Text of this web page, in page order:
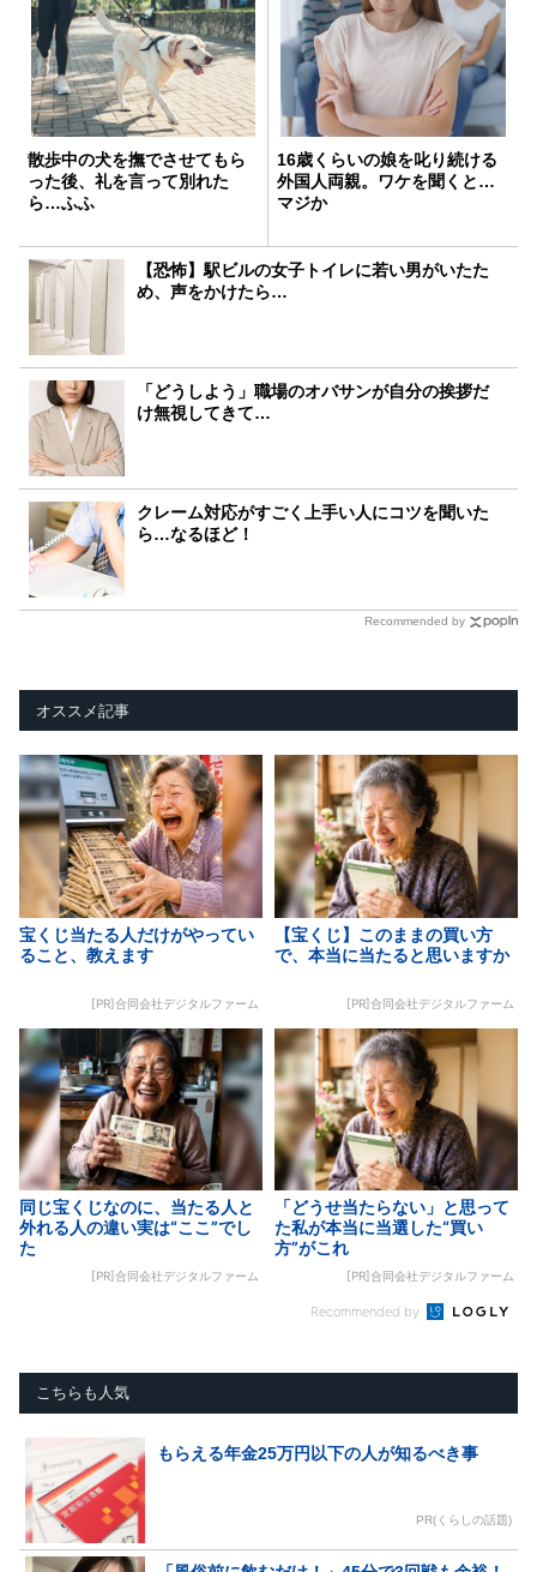
散歩中の犬を撫でさせてもら
った後、礼を言って別れた
ら…ふふ
16歳くらいの娘を叱り続ける
外国人両親。ワケを聞くと…
マジか
【恐怖】駅ビルの女子トイレに若い男がいたた
め、声をかけたら…
「どうしよう」職場のオバサンが自分の挨拶だ
け無視してきて…
クレーム対応がすごく上手い人にコツを聞いた
ら…なるほど！
Recommended by
オススメ記事
宝くじ当たる人だけがやってい
ること、教えます
[PR]合同会社デジタルファーム
【宝くじ】このままの買い方
で、本当に当たると思いますか
[PR]合同会社デジタルファーム
同じ宝くじなのに、当たる人と
外れる人の違い実は“ここ”でし
た
[PR]合同会社デジタルファーム
「どうせ当たらない」と思って
た私が本当に当選した“買い
方”がこれ
[PR]合同会社デジタルファーム
Recommended by
こちらも人気
もらえる年金25万円以下の人が知るべき事
PR(くらしの話題)